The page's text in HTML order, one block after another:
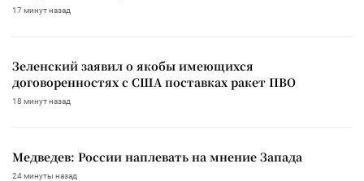
17 минут назад
Зеленский заявил о якобы имеющихся
договоренностях с США поставках ракет ПВО
18 минут назад
Медведев: России наплевать на мнение Запада
24 минуты назад